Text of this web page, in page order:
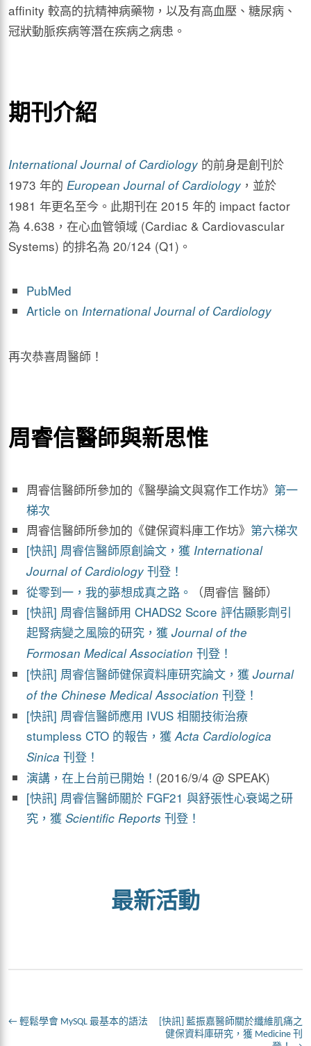
afﬁnity 較高的抗精神病藥物，以及有高血壓、糖尿病、
冠狀動脈疾病等潛在疾病之病患。
期刊介紹
International Journal of Cardiology 的前身是創刊於
1973 年的 European Journal of Cardiology ，並於
1981 年更名至今。此期刊在 2015 年的 impact factor
為 4.638，在心血管領域 (Cardiac & Cardiovascular
Systems) 的排名為 20/124 (Q1)。
PubMed
Article on International Journal of Cardiology
再次恭喜周醫師！
周睿信醫師與新思惟
周睿信醫師所參加的《醫學論文與寫作工作坊》 第一
梯次
周睿信醫師所參加的《健保資料庫工作坊》 第六梯次
[快訊] 周睿信醫師原創論文，獲 International
Journal of Cardiology刊登！
從零到一，我的夢想成真之路。
（周睿信 醫師）
[快訊] 周睿信醫師用 CHADS2 Score 評估顯影劑引
起腎病變之風險的研究，獲 Journal of the
Formosan Medical Association 刊登！
[快訊] 周睿信醫師健保資料庫研究論文，獲 Journal
of the Chinese Medical Association 刊登！
[快訊] 周睿信醫師應用 IVUS 相關技術治療
stumpless CTO 的報告，獲 Acta Cardiologica
Sinica 刊登！
演講，在上台前已開始！ (2016/9/4 @ SPEAK)
[快訊] 周睿信醫師關於 FGF21 與舒張性心衰竭之研
究，獲 Scientific Reports 刊登！
最新活動
← 輕鬆學會 MySQL 最基本的語法
[快訊] 藍振嘉醫師關於纖維肌痛之
健保資料庫研究，獲 Medicine 刊